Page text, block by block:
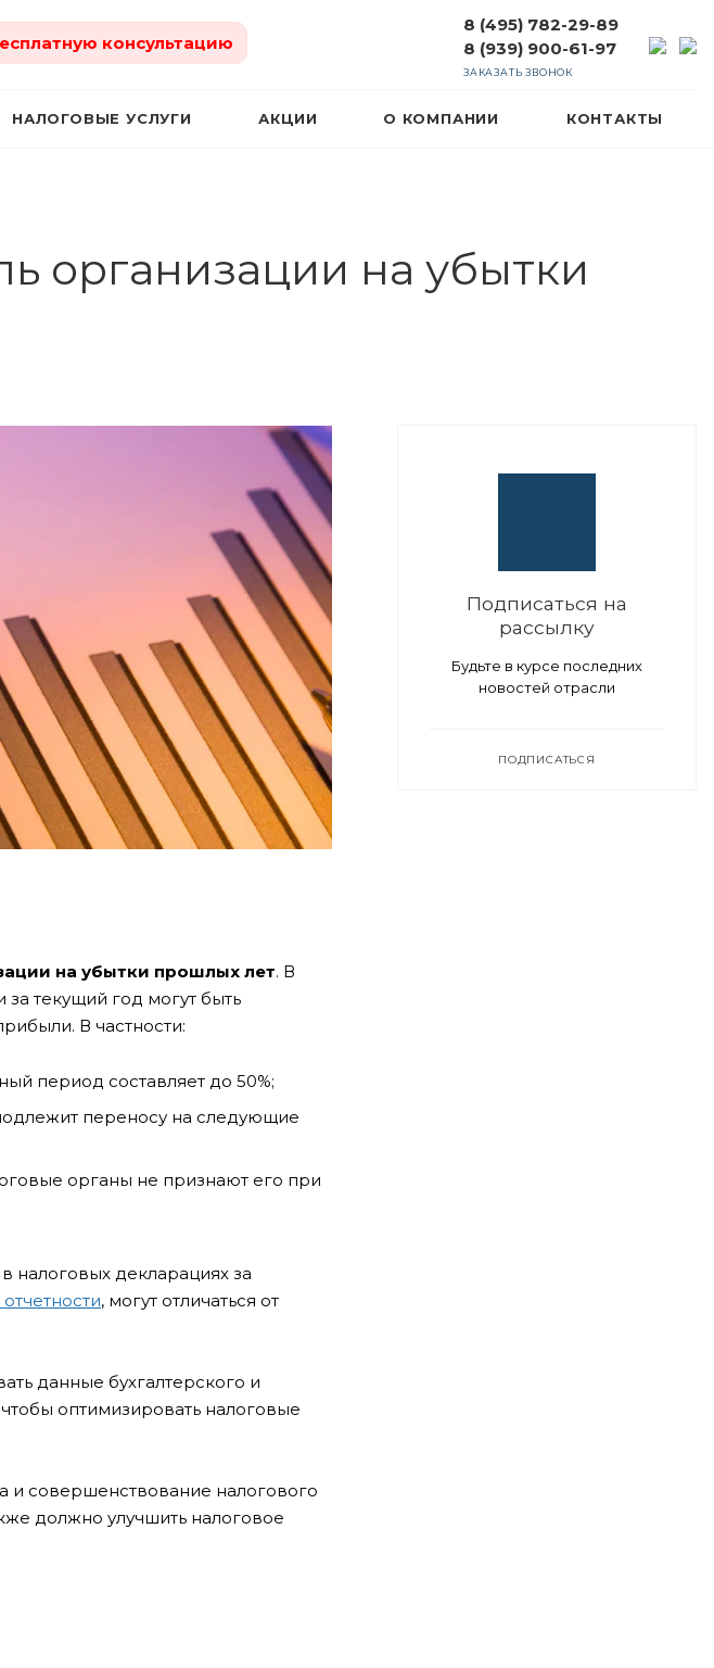
консультацию
8 (495) 782-29-89
8 (939) 900-61-97
ЗАКАЗАТЬ ЗВОНОК
НАЛОГОВЫЕ УСЛУГИ АКЦИИ О КОМПАНИИ КОНТАКТЫ
организации на убытки
на убытки прошлых лет. В
текущий год могут быть
В частности:
период составляет до 50%;
переносу на следующие
органы не признают его при
налоговых декларациях за
, могут отличаться от
данные бухгалтерского и
оптимизировать налоговые
и совершенствование налогового
должно улучшить налоговое
Подписаться на
рассылку
Будьте в курсе последних
новостей отрасли
ПОДПИСАТЬСЯ